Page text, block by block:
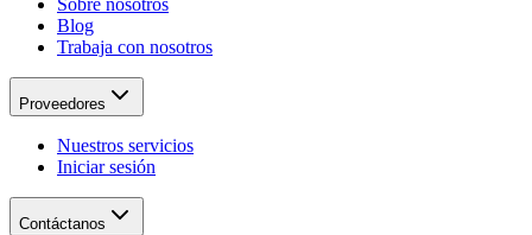
Sobre nosotros
Blog
Trabaja con nosotros
Proveedores
Nuestros servicios
Iniciar sesión
Contáctanos